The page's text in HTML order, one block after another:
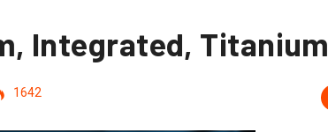
Integrated, Titanium
1642